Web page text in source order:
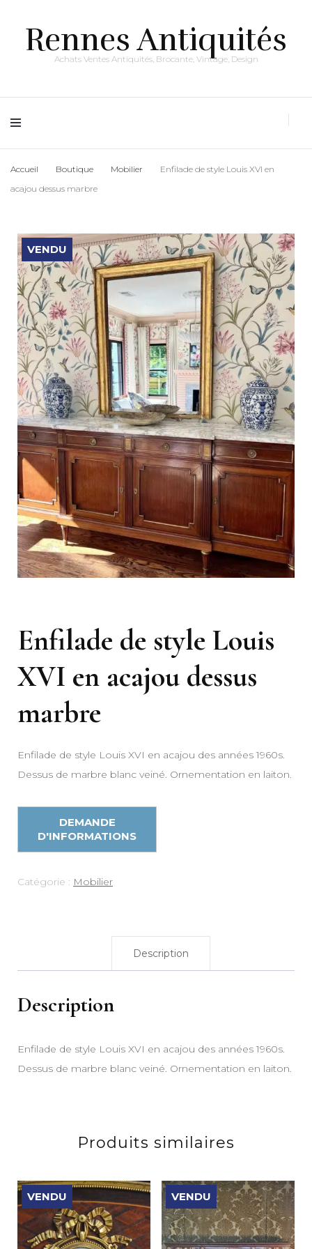
Rennes Antiquités
Achats Ventes Antiquités, Brocante, Vintage, Design
Accueil Boutique Mobilier
Enfilade de style Louis XVI en
acajou dessus marbre
VENDU
Enfilade de style Louis
XVI en acajou dessus
marbre
Enfilade de style Louis XVI en acajou des années 1960s.
Dessus de marbre blanc veiné. Ornementation en laiton.
Catégorie : Mobilier
Description
Description
Enfilade de style Louis XVI en acajou des années 1960s.
Dessus de marbre blanc veiné. Ornementation en laiton.
Produits similaires
VENDU VENDU